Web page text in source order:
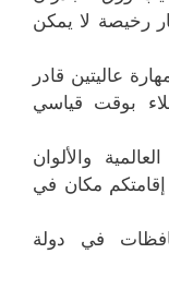
رخيصة لا يمكن
عاليتين قادر
بوقت قياسي
والألوان
مكان في
في دولة